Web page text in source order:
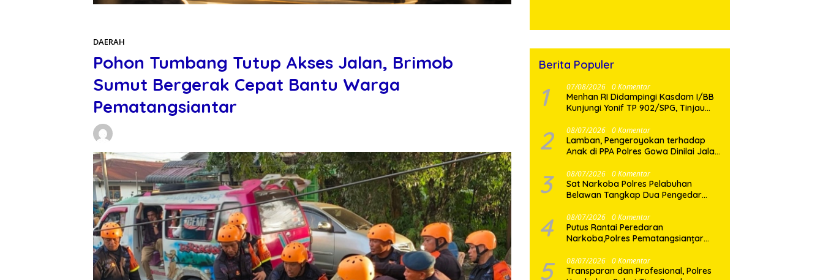
DAERAH
Pohon Tumbang Tutup Akses Jalan, Brimob
Sumut Bergerak Cepat Bantu Warga
Pematangsiantar
Berita Populer
1 07/08/2026 0 Komentar
Menhan RI Didampingi Kasdam I/BB
Kunjungi Yonif TP 902/SPG, Tinjau
2 08/07/2026 0 Komentar
Lamban, Pengeroyokan terhadap
Anak di PPA Polres Gowa Dinilai Jalan
3 08/07/2026 0 Komentar
Sat Narkoba Polres Pelabuhan
Belawan Tangkap Dua Pengedar
4 08/07/2026 0 Komentar
Putus Rantai Peredaran
Narkoba,Polres Pematangsianțar
5 08/07/2026 0 Komentar
Transparan dan Profesional, Polres